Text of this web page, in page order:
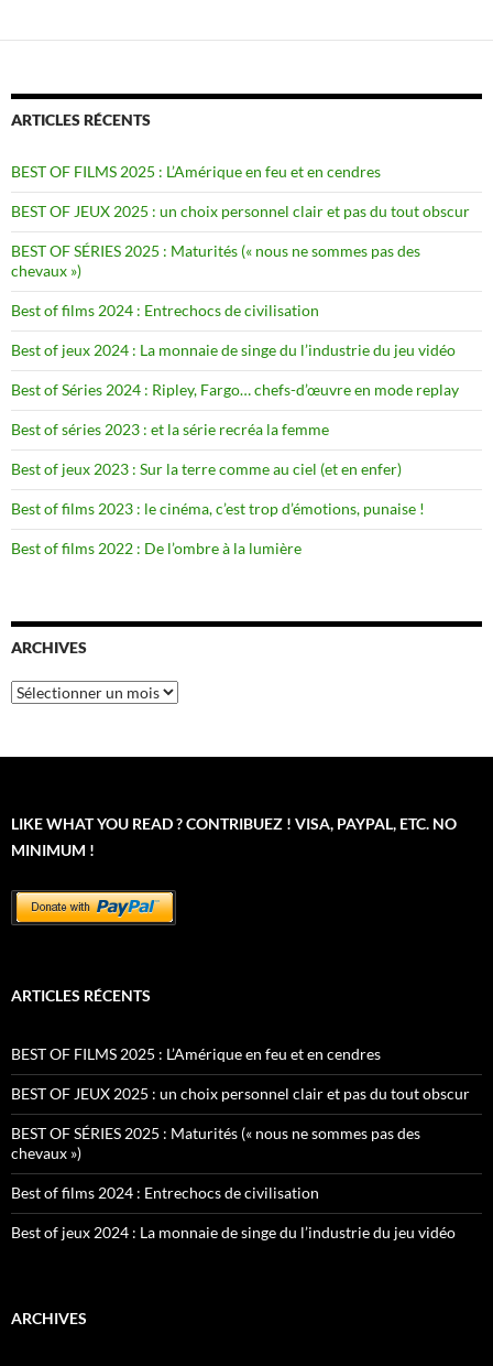
ARTICLES RÉCENTS
BEST OF FILMS 2025 : L’Amérique en feu et en cendres
BEST OF JEUX 2025 : un choix personnel clair et pas du tout obscur
BEST OF SÉRIES 2025 : Maturités (« nous ne sommes pas des
chevaux »)
Best of films 2024 : Entrechocs de civilisation
Best of jeux 2024 : La monnaie de singe du l’industrie du jeu vidéo
Best of Séries 2024 : Ripley, Fargo… chefs-d’œuvre en mode replay
Best of séries 2023 : et la série recréa la femme
Best of jeux 2023 : Sur la terre comme au ciel (et en enfer)
Best of films 2023 : le cinéma, c’est trop d’émotions, punaise !
Best of films 2022 : De l’ombre à la lumière
ARCHIVES
Archives
LIKE WHAT YOU READ ? CONTRIBUEZ ! VISA, PAYPAL, ETC. NO
MINIMUM !
ARTICLES RÉCENTS
BEST OF FILMS 2025 : L’Amérique en feu et en cendres
BEST OF JEUX 2025 : un choix personnel clair et pas du tout obscur
BEST OF SÉRIES 2025 : Maturités (« nous ne sommes pas des
chevaux »)
Best of films 2024 : Entrechocs de civilisation
Best of jeux 2024 : La monnaie de singe du l’industrie du jeu vidéo
ARCHIVES